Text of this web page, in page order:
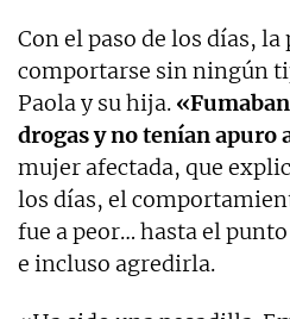
Con el paso de los días,
comportarse sin ningún
Paola y su hija.
drogas y no tenían apuro
mujer afectada, que
los días, el
fue a peor… hasta el
e incluso agredirla.